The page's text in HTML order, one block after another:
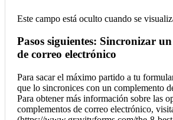
Este campo está oculto cuando se
Pasos siguientes: Sincronizar
de correo electrónico
Para sacar el máximo partido a tu
que lo sincronices con un complemento
Para obtener más información sobre las
complementos de correo electrónico,